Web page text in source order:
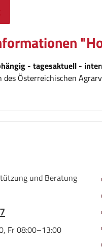
- tagesaktuell -
des Österreichischen
und Beratung
Fr 08:00–13:00